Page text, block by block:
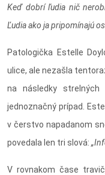
Keď dobrí ľudia nič
Ľudia ako ja pripomínajú
Patologička Estelle
ulice, ale nezašla
na následky strelných
jednoznačný prípad.
v čerstvo napadanom
povedala len tri slová:
V rovnakom čase